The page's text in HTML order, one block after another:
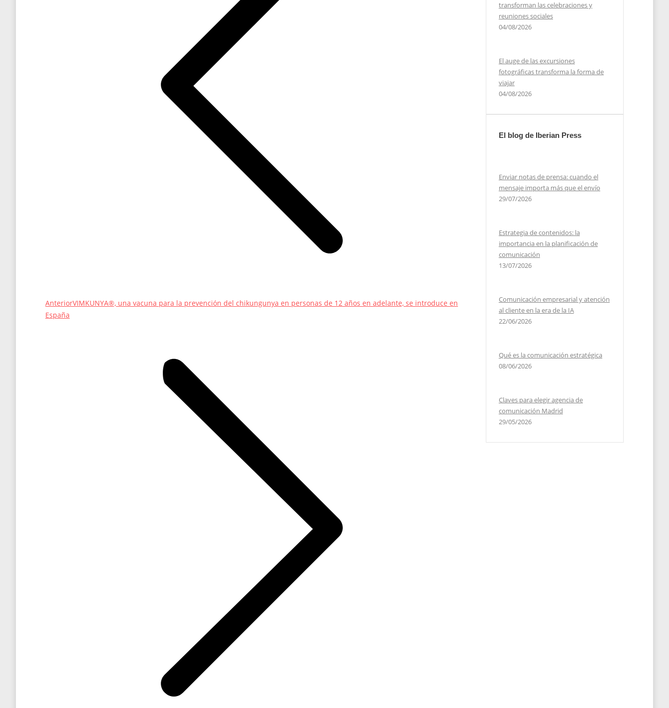
AnteriorEntrada
VIMKUNYA®, una vacuna para la prevención del chikungunya en personas de 12 años en adelante, se introduce en
España
transforman las celebraciones y
reuniones sociales
04/08/2026
El auge de las excursiones
fotográficas transforma la forma de
viajar
04/08/2026
El blog de Iberian Press
Enviar notas de prensa: cuando el
mensaje importa más que el envío
29/07/2026
Estrategia de contenidos: la
importancia en la planificación de
comunicación
13/07/2026
Comunicación empresarial y atención
al cliente en la era de la IA
22/06/2026
Qué es la comunicación estratégica
08/06/2026
Claves para elegir agencia de
comunicación Madrid
29/05/2026